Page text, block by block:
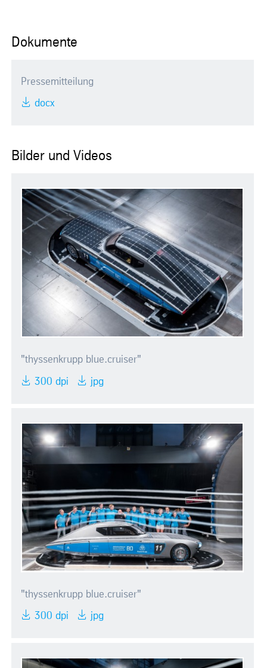
Dokumente
Pressemitteilung
docx
Bilder und Videos
"thyssenkrupp blue.cruiser"
300 dpi jpg
"thyssenkrupp blue.cruiser"
300 dpi jpg